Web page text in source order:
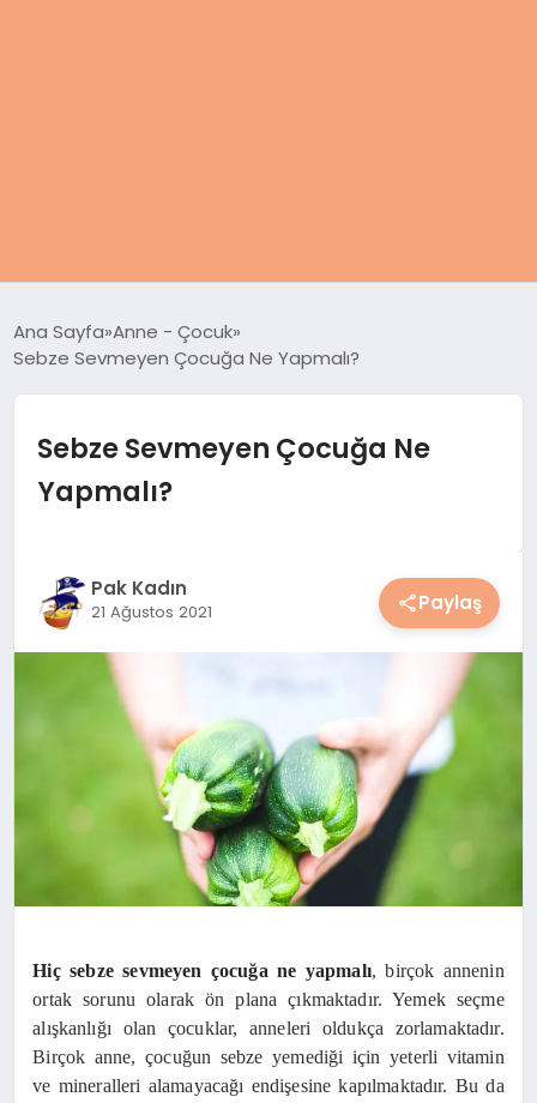
SAĞLIK
MAGAZIN
YAŞAM
KIMDIR?
HESAPLAMALAR
Ana Sayfa Anne - Çocuk
Sebze Sevmeyen Çocuğa Ne Yapmalı?
Sebze Sevmeyen Çocuğa Ne
Yapmalı?
Pak Kadın
21 Ağustos 2021 Paylaş
Hiç sebze sevmeyen çocuğa ne yapmalı, birçok annenin
ortak sorunu olarak ön plana çıkmaktadır. Yemek seçme
alışkanlığı olan çocuklar, anneleri oldukça zorlamaktadır.
Birçok anne, çocuğun sebze yemediği için yeterli vitamin
ve mineralleri alamayacağı endişesine kapılmaktadır. Bu da